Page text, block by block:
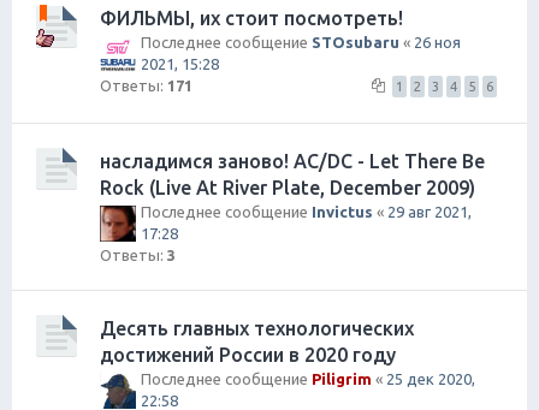
ФИЛЬМЫ, их стоит посмотреть!
Последнее сообщение STOsubaru « 26 ноя
2021, 15:28
Ответы: 171 1 2 3 4 5 6
насладимся заново! AC/DC - Let There Be
Rock (Live At River Plate, December 2009)
Последнее сообщение Invictus « 29 авг 2021,
17:28
Ответы: 3
Десять главных технологических
достижений России в 2020 году
Последнее сообщение Piligrim « 25 дек 2020,
22:58